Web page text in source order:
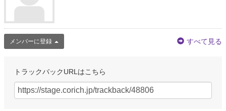
メンバーに登録 すべて見る
トラックバックURLはこちら